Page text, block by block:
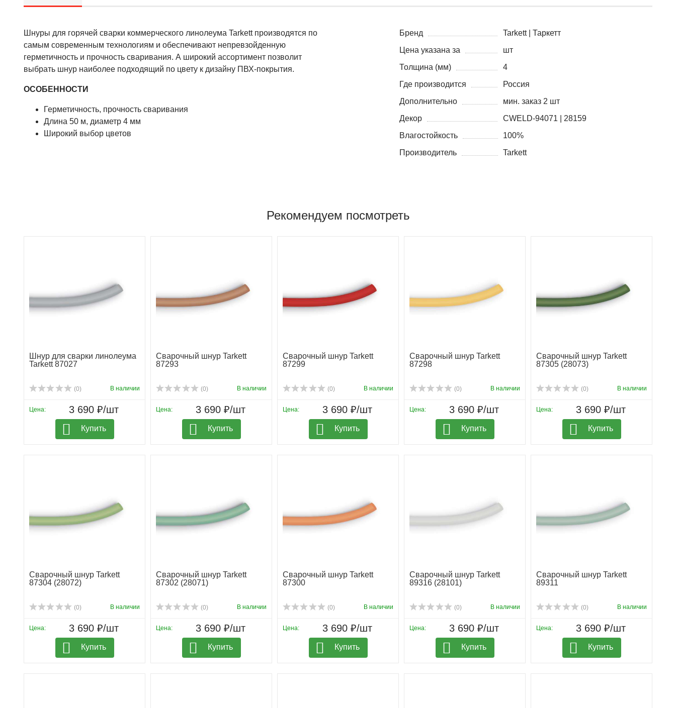
Шнуры для горячей сварки коммерческого линолеума Tarkett производятся по
самым современным технологиям и обеспечивают непревзойденную
герметичность и прочность сваривания. А широкий ассортимент позволит
выбрать шнур наиболее подходящий по цвету к дизайну ПВХ-покрытия.
ОСОБЕННОСТИ
Герметичность, прочность сваривания
Длина 50 м, диаметр 4 мм
Широкий выбор цветов
Бренд
Tarkett | Таркетт
Цена указана за
шт
Толщина (мм)
4
Где производится
Россия
Дополнительно
мин. заказ 2 шт
Декор
CWELD-94071 | 28159
Влагостойкость
100%
Производитель
Tarkett
Рекомендуем посмотреть
Шнур для сварки линолеума
Tarkett 87027
(0) В наличии
Цена: 3 690 ₽/шт
Купить
Сварочный шнур Tarkett
87293
(0) В наличии
Цена: 3 690 ₽/шт
Купить
Сварочный шнур Tarkett
87299
(0) В наличии
Цена: 3 690 ₽/шт
Купить
Сварочный шнур Tarkett
87298
(0) В наличии
Цена: 3 690 ₽/шт
Купить
Сварочный шнур Tarkett
87305 (28073)
(0) В наличии
Цена: 3 690 ₽/шт
Купить
Сварочный шнур Tarkett
87304 (28072)
(0) В наличии
Цена: 3 690 ₽/шт
Купить
Сварочный шнур Tarkett
87302 (28071)
(0) В наличии
Цена: 3 690 ₽/шт
Купить
Сварочный шнур Tarkett
87300
(0) В наличии
Цена: 3 690 ₽/шт
Купить
Сварочный шнур Tarkett
89316 (28101)
(0) В наличии
Цена: 3 690 ₽/шт
Купить
Сварочный шнур Tarkett
89311
(0) В наличии
Цена: 3 690 ₽/шт
Купить